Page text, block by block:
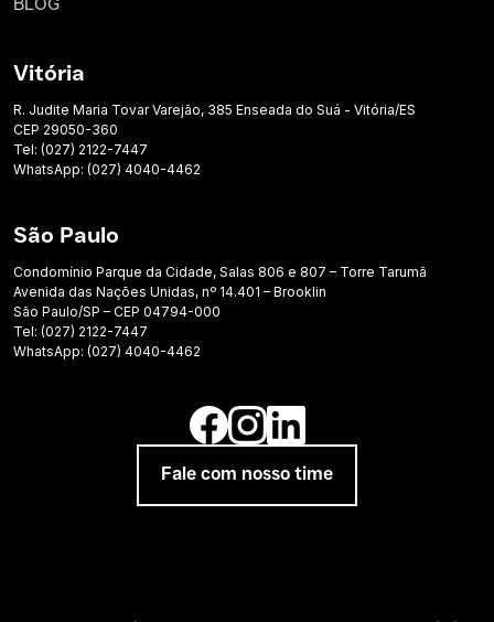
Vitória
R. Judite Maria Tovar Varejão, 385 Enseada do Suá - Vitória/ES
CEP 29050-360
Tel: (027) 2122-7447
WhatsApp: (027) 4040-4462
São Paulo
Condomínio Parque da Cidade, Salas 806 e 807 – Torre Tarumã
Avenida das Nações Unidas, nº 14.401 – Brooklin
São Paulo/SP – CEP 04794-000
Tel: (027) 2122-7447
WhatsApp: (027) 4040-4462
Fale com nosso time